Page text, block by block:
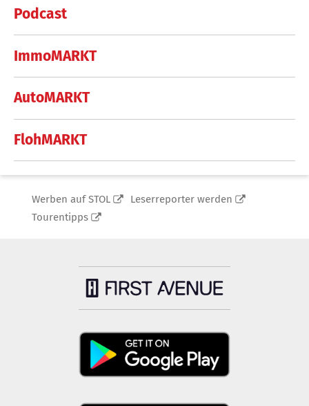
Podcast
ImmoMARKT
AutoMARKT
FlohMARKT
Werben auf STOL
Leserreporter werden
Tourentipps